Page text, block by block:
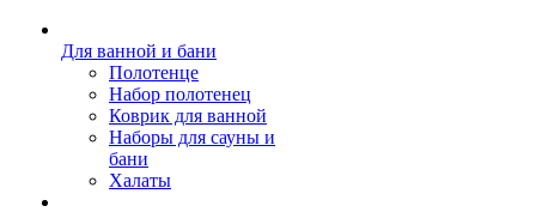
Для ванной и бани
Полотенце
Набор полотенец
Коврик для ванной
Наборы для сауны и
бани
Халаты